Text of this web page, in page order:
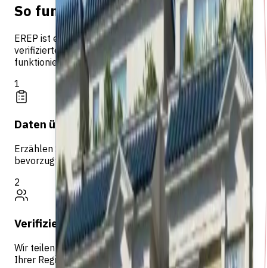
So funktioniert es
EREP ist ein Marktplatz, der Immobilienbesitzer mit
verifizierten Maklern auf Egypt MLS verbindet. So
funktioniert es.
1
Daten übermitteln
Erzählen Sie uns von Ihrer Immobilie und Ihrer
bevorzugten Kontaktmethode.
2
Verifizierte Makler finden
Wir teilen Ihre Daten mit lizenzierten Maklern, die in
Ihrer Region auf Egypt MLS aktiv sind.